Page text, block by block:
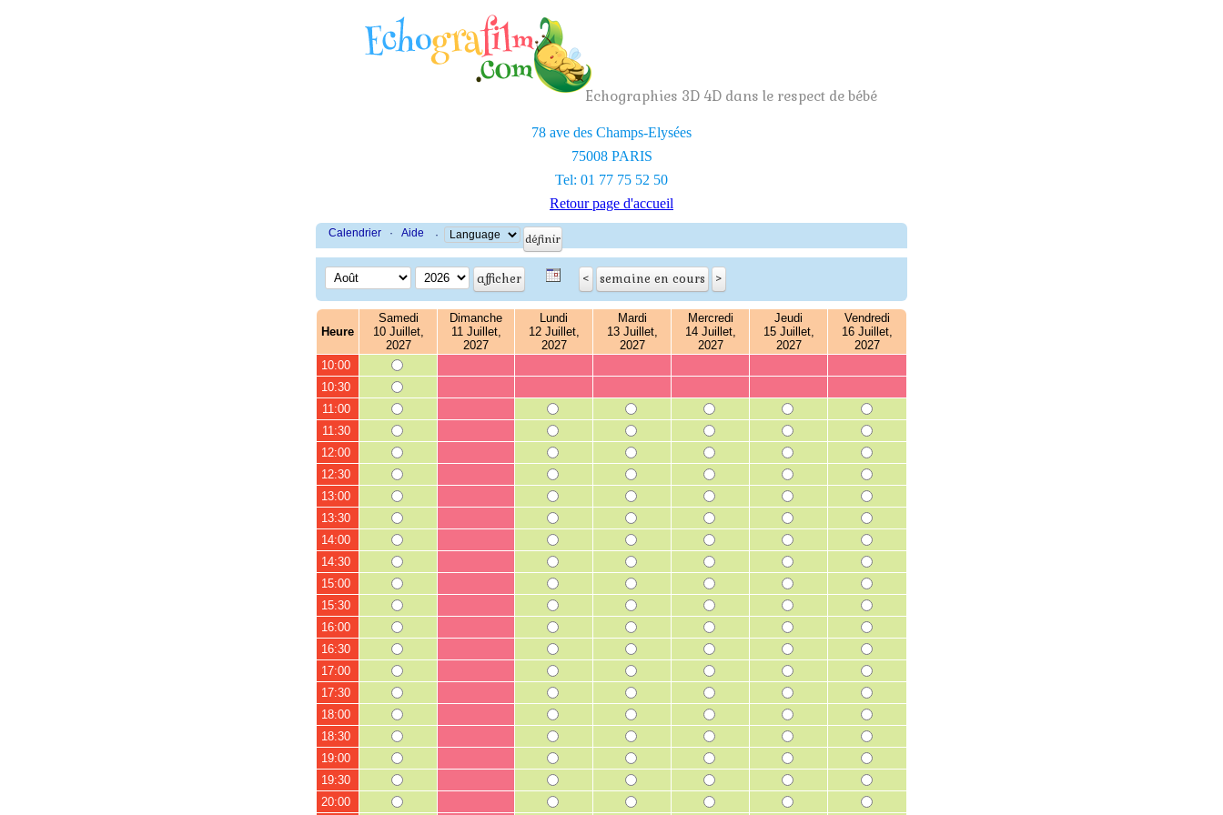
Echographies 3D 4D dans le respect de bébé
78 ave des Champs-Elysées
75008 PARIS
Tel: 01 77 75 52 50
Retour page d'accueil
Calendrier · Aide ·
Heure
Samedi
10 Juillet,
2027
Dimanche
11 Juillet,
2027
Lundi
12 Juillet,
2027
Mardi
13 Juillet,
2027
Mercredi
14 Juillet,
2027
Jeudi
15 Juillet,
2027
Vendredi
16 Juillet,
2027
10:00
10:30
11:00
11:30
12:00
12:30
13:00
13:30
14:00
14:30
15:00
15:30
16:00
16:30
17:00
17:30
18:00
18:30
19:00
19:30
20:00